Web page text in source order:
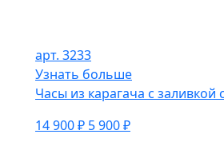
арт. 3233
Узнать больше
Часы из карагача с заливкой
14 900 ₽ 5 900 ₽